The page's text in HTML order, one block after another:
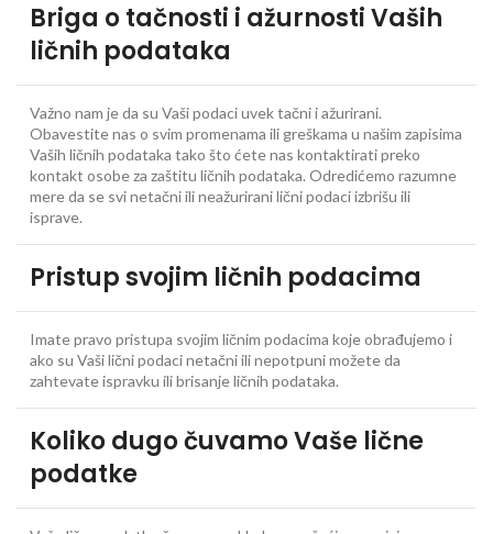
Briga o tačnosti i ažurnosti Vaših
ličnih podataka
Važno nam je da su Vaši podaci uvek tačni i ažurirani.
Obavestite nas o svim promenama ili greškama u našim zapisima
Vaših ličnih podataka tako što ćete nas kontaktirati preko
kontakt osobe za zaštitu ličnih podataka. Odredićemo razumne
mere da se svi netačni ili neažurirani lični podaci izbrišu ili
isprave.
Pristup svojim ličnih podacima
Imate pravo pristupa svojim ličnim podacima koje obrađujemo i
ako su Vaši lični podaci netačni ili nepotpuni možete da
zahtevate ispravku ili brisanje ličnih podataka.
Koliko dugo čuvamo Vaše lične
podatke